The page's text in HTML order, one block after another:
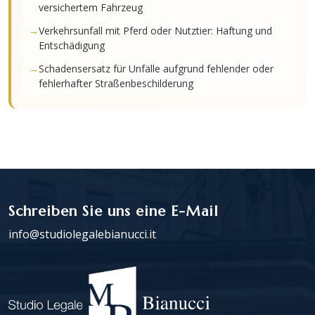
versichertem Fahrzeug
Verkehrsunfall mit Pferd oder Nutztier: Haftung und
Entschädigung
Schadensersatz für Unfälle aufgrund fehlender oder
fehlerhafter Straßenbeschilderung
Schreiben Sie uns eine E-Mail
info@studiolegalebianucci.it